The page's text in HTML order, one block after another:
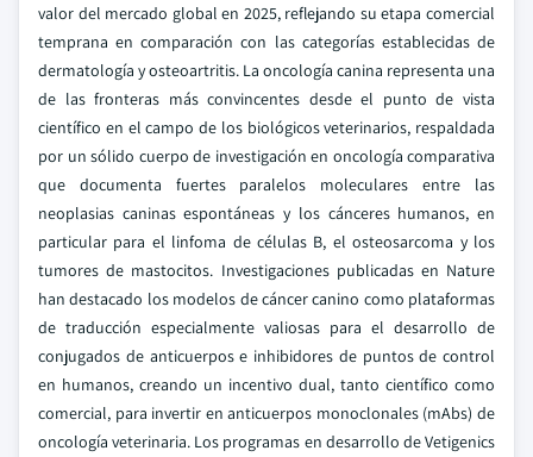
valor del mercado global en 2025, reflejando su etapa comercial
temprana en comparación con las categorías establecidas de
dermatología y osteoartritis. La oncología canina representa una
de las fronteras más convincentes desde el punto de vista
científico en el campo de los biológicos veterinarios, respaldada
por un sólido cuerpo de investigación en oncología comparativa
que documenta fuertes paralelos moleculares entre las
neoplasias caninas espontáneas y los cánceres humanos, en
particular para el linfoma de células B, el osteosarcoma y los
tumores de mastocitos. Investigaciones publicadas en Nature
han destacado los modelos de cáncer canino como plataformas
de traducción especialmente valiosas para el desarrollo de
conjugados de anticuerpos e inhibidores de puntos de control
en humanos, creando un incentivo dual, tanto científico como
comercial, para invertir en anticuerpos monoclonales (mAbs) de
oncología veterinaria. Los programas en desarrollo de Vetigenics